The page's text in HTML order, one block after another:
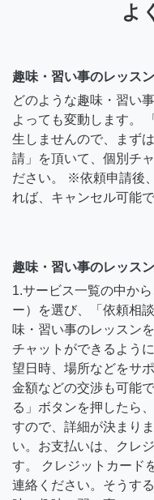
よ
趣味・習い事のレッス
どのような趣味・習い
よっても変動します。
生しませんので、まず
請」を頂いて、個別チ
ださい。 ※依頼申請後
れば、キャンセル可能で
趣味・習い事のレッス
1.サービス一覧の中か
ー）を選び、「依頼相
味・習い事のレッスン
チャットができるよう
望日時、場所などをサ
金額などの交渉も可能
る」ボタンを押したら
すので、詳細が決まり
い。お支払いは、クレ
す。 クレジットカード
連絡ください。そうす